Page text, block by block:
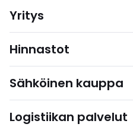
Yritys
Hinnastot
Sähköinen kauppa
Logistiikan palvelut